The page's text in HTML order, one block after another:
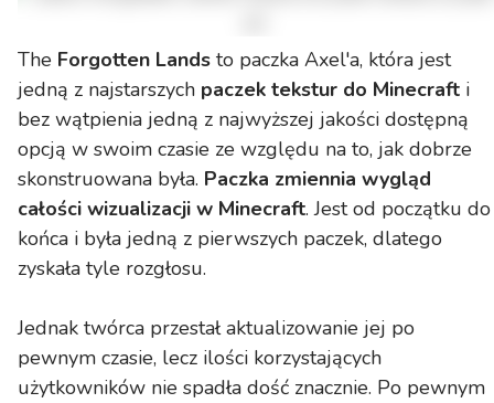
The Forgotten Lands to paczka Axel'a, która jest
jedną z najstarszych paczek tekstur do Minecraft i
bez wątpienia jedną z najwyższej jakości dostępną
opcją w swoim czasie ze względu na to, jak dobrze
skonstruowana była. Paczka zmiennia wygląd
całości wizualizacji w Minecraft. Jest od początku do
końca i była jedną z pierwszych paczek, dlatego
zyskała tyle rozgłosu.
Jednak twórca przestał aktualizowanie jej po
pewnym czasie, lecz ilości korzystających
użytkowników nie spadła dość znacznie. Po pewnym